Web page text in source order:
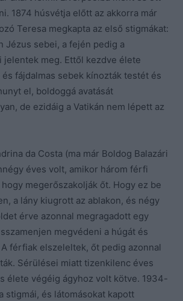
1874 húsvétja előtt az akkorra már
Teresa megkapta az első stigmákat:
Jézus sebei, a fején pedig a
jelentek meg. Ettől kezdve élete
fájdalmas sebek kínozták testét és
el, boldoggá avatását
de ezidáig a Vatikán nem lépett az
da Costa (ma már Boldog Balazári
éves volt, amikor három férfi
megerőszakolják őt. Hogy ez be
a lány kiugrott az ablakon, és négy
érve azonnal megragadott egy
megvédeni a húgát és
férfiak elszeleltek, őt pedig azonnal
Sérülései miatt tizenkilenc éves
élete végéig ágyhoz volt kötve. 1934-
stigmái, és látomásokat kapott